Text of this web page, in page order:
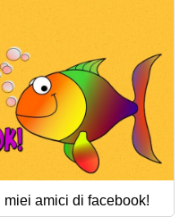
amici di facebook!